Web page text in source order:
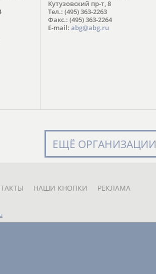
Кутузовский пр-т, 8
Тел.: (495) 363-2263
Факс.: (495) 363-2264
E-mail: abg@abg.ru
ЕЩЁ ОРГАНИЗАЦИИ
НАШИ КНОПКИ РЕКЛАМА